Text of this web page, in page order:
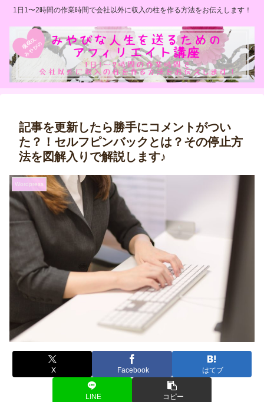
1日1〜2時間の作業時間で会社以外に収入の柱を作る方法をお伝えします！
記事を更新したら勝手にコメントがつい
た？！セルフピンバックとは？その停止方
法を図解入りで解説します♪
Wordpress
X Facebook はてブ
LINE コピー